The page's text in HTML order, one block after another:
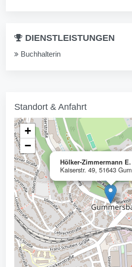
DIENSTLEISTUNGEN
Buchhalterin
Standort & Anfahrt
Hölker-Zimmermann E.
Kaiserstr. 49, 51643
+
−